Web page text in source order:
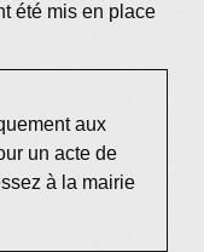
été mis en place
aux
un acte de
à la mairie